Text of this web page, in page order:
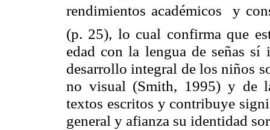
rendimientos académicos y
(p. 25), lo cual confirma que
edad con la lengua de señas
desarrollo integral de los niños
no visual (Smith, 1995) y de
textos escritos y contribuye
general y afianza su identidad